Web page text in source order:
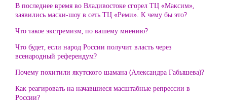
В последнее время во Владивостоке сгорел ТЦ «Максим»,
заявились маски-шоу в сеть ТЦ «Реми». К чему бы это?
Что такое экстремизм, по вашему мнению?
Что будет, если народ России получит власть через
всенародный референдум?
Почему похитили якутского шамана (Александра Габышева)?
Как реагировать на начавшиеся масштабные репрессии в
России?